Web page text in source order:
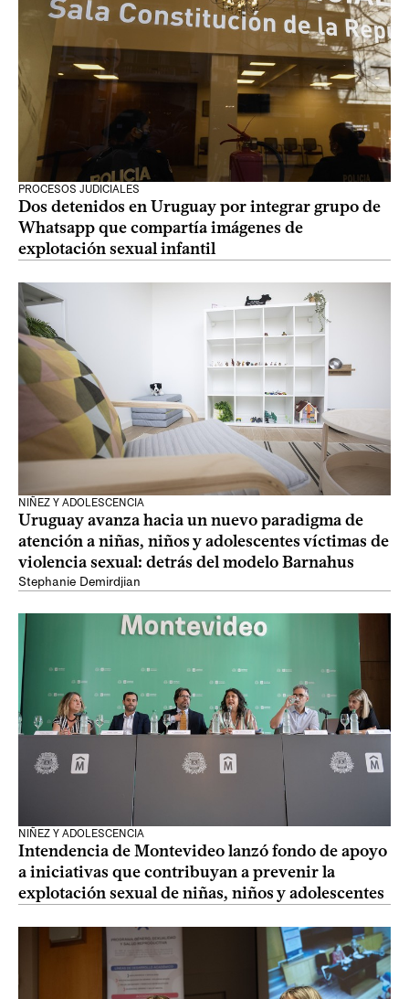
PROCESOS JUDICIALES
Dos detenidos en Uruguay por integrar grupo de
Whatsapp que compartía imágenes de
explotación sexual infantil
NIÑEZ Y ADOLESCENCIA
Uruguay avanza hacia un nuevo paradigma de
atención a niñas, niños y adolescentes víctimas de
violencia sexual: detrás del modelo Barnahus
Stephanie Demirdjian
NIÑEZ Y ADOLESCENCIA
Intendencia de Montevideo lanzó fondo de apoyo
a iniciativas que contribuyan a prevenir la
explotación sexual de niñas, niños y adolescentes